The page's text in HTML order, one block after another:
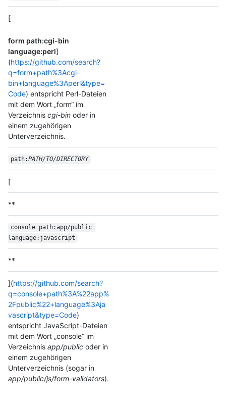
[
form path:cgi-bin
language:perl]
(https://github.com/search?
q=form+path%3Acgi-
bin+language%3Aperl&type=
Code) entspricht Perl-Dateien
mit dem Wort „form“ im
Verzeichnis cgi-bin oder in
einem zugehörigen
Unterverzeichnis.
path:PATH/TO/DIRECTORY
[
**
console path:app/public
language:javascript
**
](https://github.com/search?
q=console+path%3A%22app%
2Fpublic%22+language%3Aja
vascript&type=Code)
entspricht JavaScript-Dateien
mit dem Wort „console“ im
Verzeichnis app/public oder in
einem zugehörigen
Unterverzeichnis (sogar in
app/public/js/form-validators).